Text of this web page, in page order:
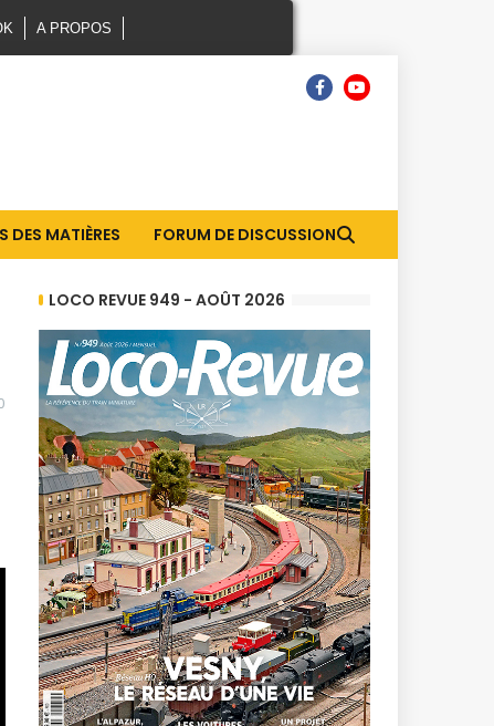
A PROPOS
DES MATIÈRES FORUM DE DISCUSSION
LOCO REVUE 949 - AOÛT 2026